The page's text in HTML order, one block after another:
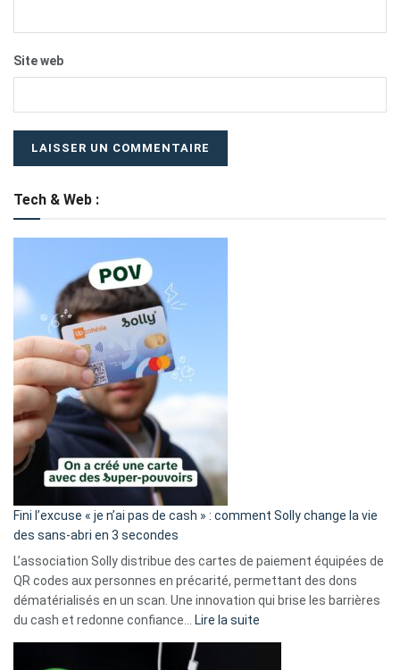
Site web
Tech & Web :
Fini l’excuse « je n’ai pas de cash » : comment Solly change la vie
des sans-abri en 3 secondes
L’association Solly distribue des cartes de paiement équipées de
QR codes aux personnes en précarité, permettant des dons
dématérialisés en un scan. Une innovation qui brise les barrières
du cash et redonne confiance… Lire la suite
Fini